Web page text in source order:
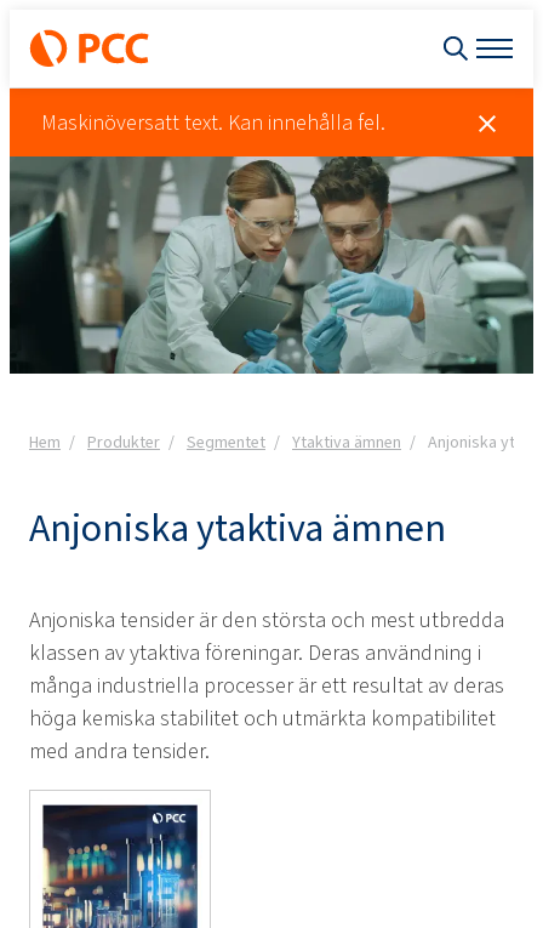
Maskinöversatt text. Kan innehålla fel.
Hem Produkter Segmentet Ytaktiva ämnen Anjoniska
Anjoniska ytaktiva ämnen
Anjoniska tensider är den största och mest utbredda
klassen av ytaktiva föreningar. Deras användning i
många industriella processer är ett resultat av deras
höga kemiska stabilitet och utmärkta kompatibilitet
med andra tensider.